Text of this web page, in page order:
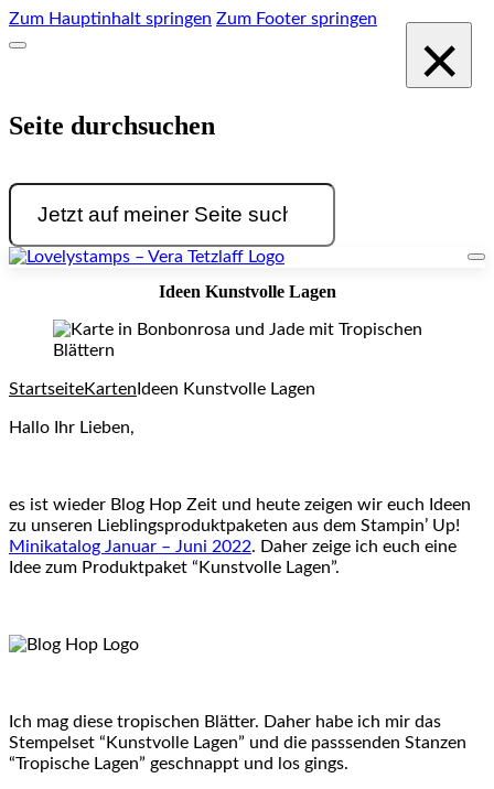
Zum Hauptinhalt springen Zum Footer springen
Seite durchsuchen
Suchen
×
Ideen Kunstvolle Lagen
StartseiteKarten Ideen Kunstvolle Lagen
Hallo Ihr Lieben,
es ist wieder Blog Hop Zeit und heute zeigen wir euch Ideen
zu unseren Lieblingsproduktpaketen aus dem Stampin’ Up!
Minikatalog Januar – Juni 2022. Daher zeige ich euch eine
Idee zum Produktpaket “Kunstvolle Lagen”.
Ich mag diese tropischen Blätter. Daher habe ich mir das
Stempelset “Kunstvolle Lagen” und die passsenden Stanzen
“Tropische Lagen” geschnappt und los gings.